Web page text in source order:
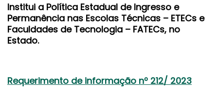
Institui a Política Estadual de Ingresso e
Permanência nas Escolas Técnicas – ETECs e
Faculdades de Tecnologia – FATECs, no
Estado.
Requerimento de informação nº 212/ 2023